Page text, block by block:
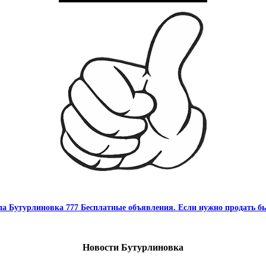
Бутурлиновка 777 Бесплатные объявления. Если нужно продать
Новости Бутурлиновка